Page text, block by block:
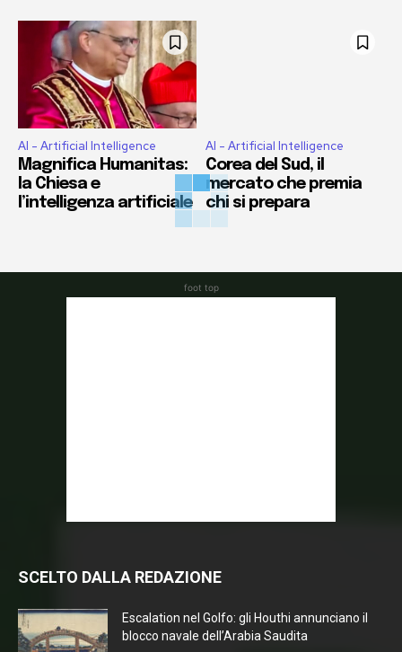
AI - Artificial Intelligence
Magnifica Humanitas:
la Chiesa e
l’intelligenza artificiale
AI - Artificial Intelligence
Corea del Sud, il
mercato che premia
chi si prepara
foot top
SCELTO DALLA REDAZIONE
Escalation nel Golfo: gli Houthi annunciano il
blocco navale dell’Arabia Saudita